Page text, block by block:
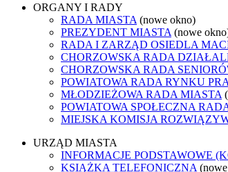
ORGANY I RADY
RADA MIASTA (nowe okno)
PREZYDENT MIASTA (nowe
RADA I ZARZĄD OSIEDLA
CHORZOWSKA RADA
CHORZOWSKA RADA
POWIATOWA RADA RYNKU
MŁODZIEŻOWA RADA MIASTA
POWIATOWA SPOŁECZNA
MIEJSKA KOMISJA
URZĄD MIASTA
INFORMACJE PODSTAWOWE
KSIĄŻKA TELEFONICZNA